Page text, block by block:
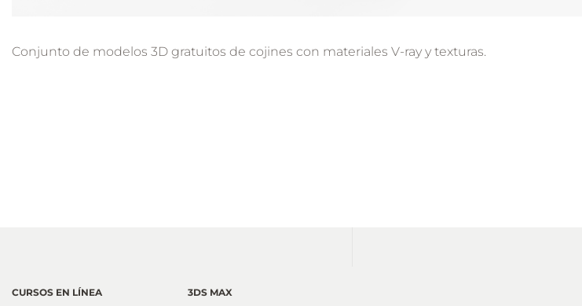
Conjunto de modelos 3D gratuitos de cojines con materiales V-ray y texturas.
CURSOS EN LÍNEA
3DS MAX